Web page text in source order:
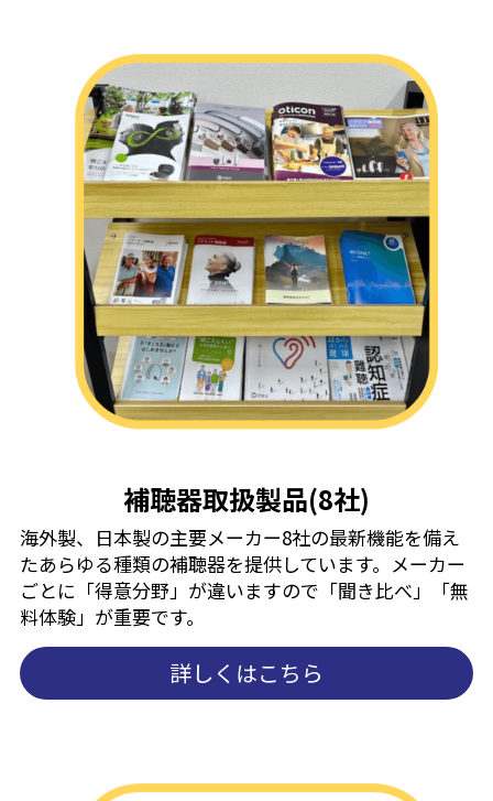
補聴器取扱製品(8社)
海外製、日本製の主要メーカー8社の最新機能を備え
たあらゆる種類の補聴器を提供しています。メーカー
ごとに「得意分野」が違いますので「聞き比べ」「無
料体験」が重要です。
詳しくはこちら